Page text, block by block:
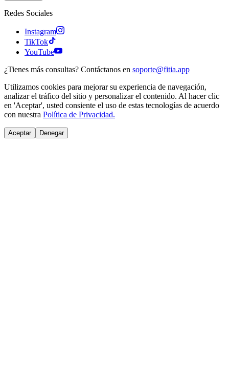
Redes Sociales
Instagram
TikTok
YouTube
¿Tienes más consultas? Contáctanos en soporte@fitia.app
Utilizamos cookies para mejorar su experiencia de navegación,
analizar el tráfico del sitio y personalizar el contenido. Al hacer clic
en 'Aceptar', usted consiente el uso de estas tecnologías de acuerdo
con nuestra Política de Privacidad.
Aceptar Denegar